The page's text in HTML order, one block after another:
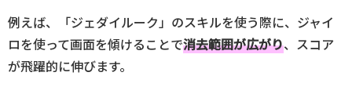
例えば、「ジェダイルーク」のスキルを使う際に、ジャイ
ロを使って画面を傾けることで消去範囲が広がり、スコア
が飛躍的に伸びます。